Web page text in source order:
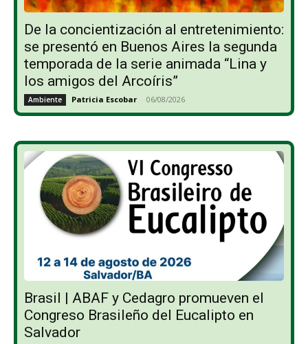
De la concientización al entretenimiento:
se presentó en Buenos Aires la segunda
temporada de la serie animada “Lina y
los amigos del Arcoíris”
Ambiente Patricia Escobar - 06/08/2026
Brasil | ABAF y Cedagro promueven el
Congreso Brasileño del Eucalipto en
Salvador